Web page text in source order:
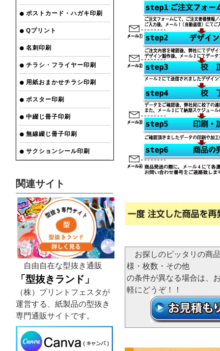
ポストカード・ハガキ印刷
Qプリント
名刺印刷
チラシ・フライヤー印刷
用紙おまかせチラシ印刷
ポスター印刷
中綴じ冊子印刷
無線綴じ冊子印刷
サクションシール印刷
関連サイト
自由自在な型抜き通販
「型抜きランド」
（株）プリントフェスタが
運営する、紙製品の型抜き
専門通販サイトです。
お探しのピッタリの商
様・枚数・その他
の条件が異なる場合は、
軽にどうぞ！！